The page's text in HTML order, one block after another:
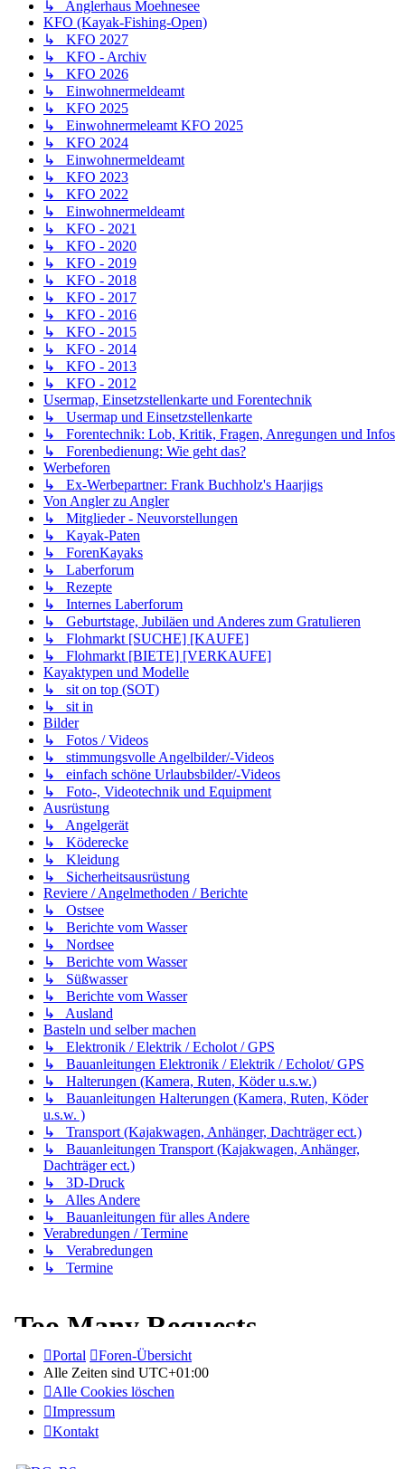
↳ Anglerhaus Moehnesee
KFO (Kayak-Fishing-Open)
↳ KFO 2027
↳ KFO - Archiv
↳ KFO 2026
↳ Einwohnermeldeamt
↳ KFO 2025
↳ Einwohnermeleamt KFO 2025
↳ KFO 2024
↳ Einwohnermeldeamt
↳ KFO 2023
↳ KFO 2022
↳ Einwohnermeldeamt
↳ KFO - 2021
↳ KFO - 2020
↳ KFO - 2019
↳ KFO - 2018
↳ KFO - 2017
↳ KFO - 2016
↳ KFO - 2015
↳ KFO - 2014
↳ KFO - 2013
↳ KFO - 2012
Usermap, Einsetzstellenkarte und Forentechnik
↳ Usermap und Einsetzstellenkarte
↳ Forentechnik: Lob, Kritik, Fragen, Anregungen und Infos
↳ Forenbedienung: Wie geht das?
Werbeforen
↳ Ex-Werbepartner: Frank Buchholz's Haarjigs
Von Angler zu Angler
↳ Mitglieder - Neuvorstellungen
↳ Kayak-Paten
↳ ForenKayaks
↳ Laberforum
↳ Rezepte
↳ Internes Laberforum
↳ Geburtstage, Jubiläen und Anderes zum Gratulieren
↳ Flohmarkt [SUCHE] [KAUFE]
↳ Flohmarkt [BIETE] [VERKAUFE]
Kayaktypen und Modelle
↳ sit on top (SOT)
↳ sit in
Bilder
↳ Fotos / Videos
↳ stimmungsvolle Angelbilder/-Videos
↳ einfach schöne Urlaubsbilder/-Videos
↳ Foto-, Videotechnik und Equipment
Ausrüstung
↳ Angelgerät
↳ Köderecke
↳ Kleidung
↳ Sicherheitsausrüstung
Reviere / Angelmethoden / Berichte
↳ Ostsee
↳ Berichte vom Wasser
↳ Nordsee
↳ Berichte vom Wasser
↳ Süßwasser
↳ Berichte vom Wasser
↳ Ausland
Basteln und selber machen
↳ Elektronik / Elektrik / Echolot / GPS
↳ Bauanleitungen Elektronik / Elektrik / Echolot/ GPS
↳ Halterungen (Kamera, Ruten, Köder u.s.w.)
↳ Bauanleitungen Halterungen (Kamera, Ruten, Köder
u.s.w. )
↳ Transport (Kajakwagen, Anhänger, Dachträger ect.)
↳ Bauanleitungen Transport (Kajakwagen, Anhänger,
Dachträger ect.)
↳ 3D-Druck
↳ Alles Andere
↳ Bauanleitungen für alles Andere
Verabredungen / Termine
↳ Verabredungen
↳ Termine
Portal
Foren-Übersicht
Alle Zeiten sind UTC+01:00
Alle Cookies löschen
Impressum
Kontakt